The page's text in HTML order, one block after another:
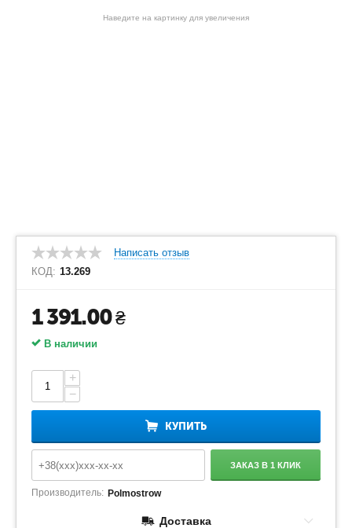
Наведите на картинку для увеличения
Написать отзыв
КОД: 13.269
1 391.00₴
В наличии
+
−
КУПИТЬ
ЗАКАЗ В 1 КЛИК
Производитель: Polmostrow
Доставка